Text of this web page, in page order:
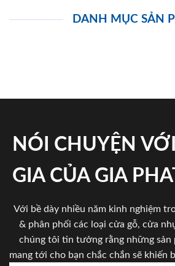
DANH MỤC SẢN
NÓI CHUYỆN
GIA CỦA GIA
Với bề dày nhiều năm kinh nghiệm
& phân phối các loại cửa gỗ, cửa
chúng tôi tin tưởng rằng những sản
mang tới cho bạn chắc chắn sẽ khiến